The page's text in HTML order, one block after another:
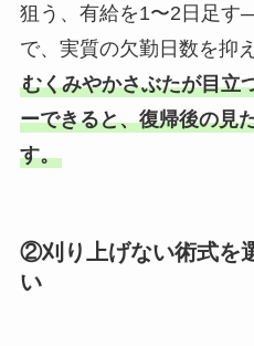
狙う、有給を1〜2日足
で、実質の欠勤日数を抑
むくみやかさぶたが目立
ーできると、復帰後の見
す。
②刈り上げない術式を
い